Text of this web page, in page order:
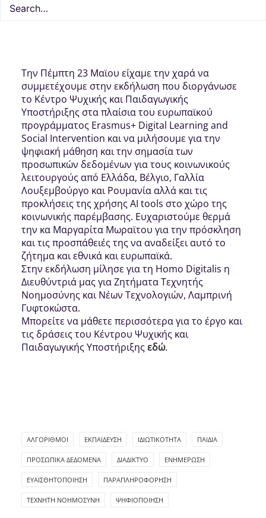
Την Πέμπτη 23 Μαϊου είχαμε την χαρά να
συμμετέχουμε στην εκδήλωση που διοργάνωσε
το Κέντρο Ψυχικής και Παιδαγωγικής
Υποστήριξης στα πλαίσια του ευρωπαϊκού
προγράμματος Erasmus+ Digital Learning and
Social Intervention και να μιλήσουμε για την
ψηφιακή μάθηση και την σημασία των
προσωπικών δεδομένων για τους κοινωνικούς
λειτουργούς από Ελλάδα, Βέλγιο, Γαλλία
Λουξεμβούργο και Ρουμανία αλλά και τις
προκλήσεις της χρήσης AI tools στο χώρο της
κοινωνικής παρέμβασης. Ευχαριστούμε θερμά
την κα Μαργαρίτα Μωραϊτου για την πρόσκληση
και τις προσπάθειές της να αναδείξει αυτό το
ζήτημα και εθνικά και ευρωπαϊκά.
Στην εκδήλωση μίλησε για τη Homo Digitalis η
Διευθύντριά μας για Ζητήματα Τεχνητής
Νοημοσύνης και Νέων Τεχνολογιών, Λαμπρινή
Γυφτοκώστα.
Μπορείτε να μάθετε περισσότερα για το έργο και
τις δράσεις του Κέντρου Ψυχικής και
Παιδαγωγικής Υποστήριξηςεδώ.
ΑΛΓΌΡΙΘΜΟΙ ΕΚΠΑΊΔΕΥΣΗ ΙΔΙΩΤΙΚΌΤΗΤΑ ΠΑΙΔΙΆ
ΠΡΟΣΩΠΙΚΆ ΔΕΔΟΜΈΝΑ ΔΙΑΔΊΚΤΥΟ ΕΝΗΜΈΡΩΣΗ
ΕΥΑΙΣΘΗΤΟΠΟΊΗΣΗ ΠΑΡΑΠΛΗΡΟΦΌΡΗΣΗ
ΤΕΧΝΗΤΉ ΝΟΗΜΟΣΎΝΗ ΨΗΦΙΟΠΟΊΗΣΗ